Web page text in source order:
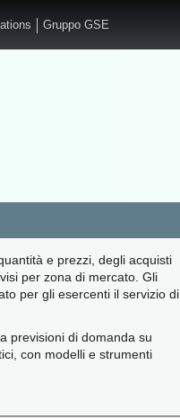
Gruppo GSE
e prezzi, degli acquisti
per zona di mercato. Gli
per gli esercenti il servizio di
previsioni di domanda su
con modelli e strumenti